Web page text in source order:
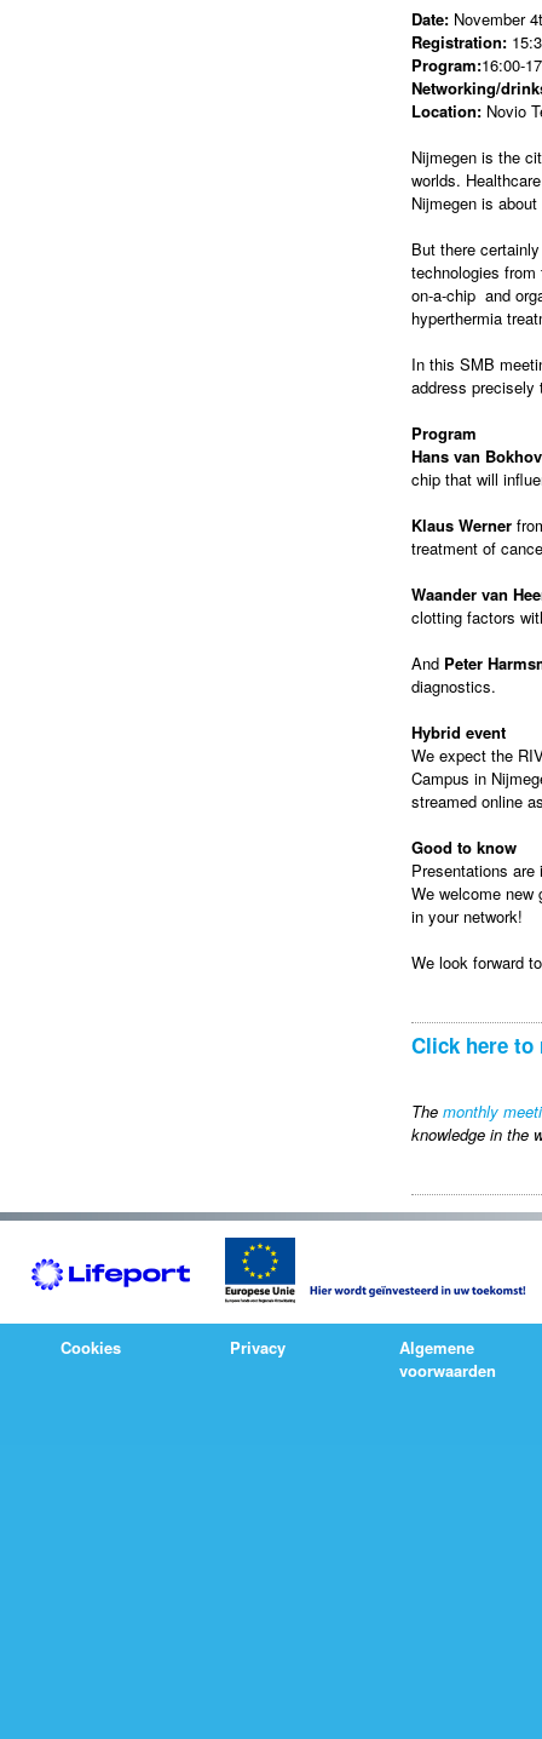
Date: November
Registration:
Program:16:00-
Networking/
Location: Novio
Nijmegen is the
worlds.
Nijmegen is
But there
technologies
on-a-chip and
hyperthermia
In this SMB
address
Program
Hans van
chip that will
Klaus Werner
treatment of
Waander van
clotting factors
And Peter
diagnostics.
Hybrid event
We expect the
Campus in
streamed online
Good to know
Presentations
We welcome
in your network!
We look forward
Click here to
The monthly
knowledge in the
Cookies Privacy
Algemene
voorwaarden